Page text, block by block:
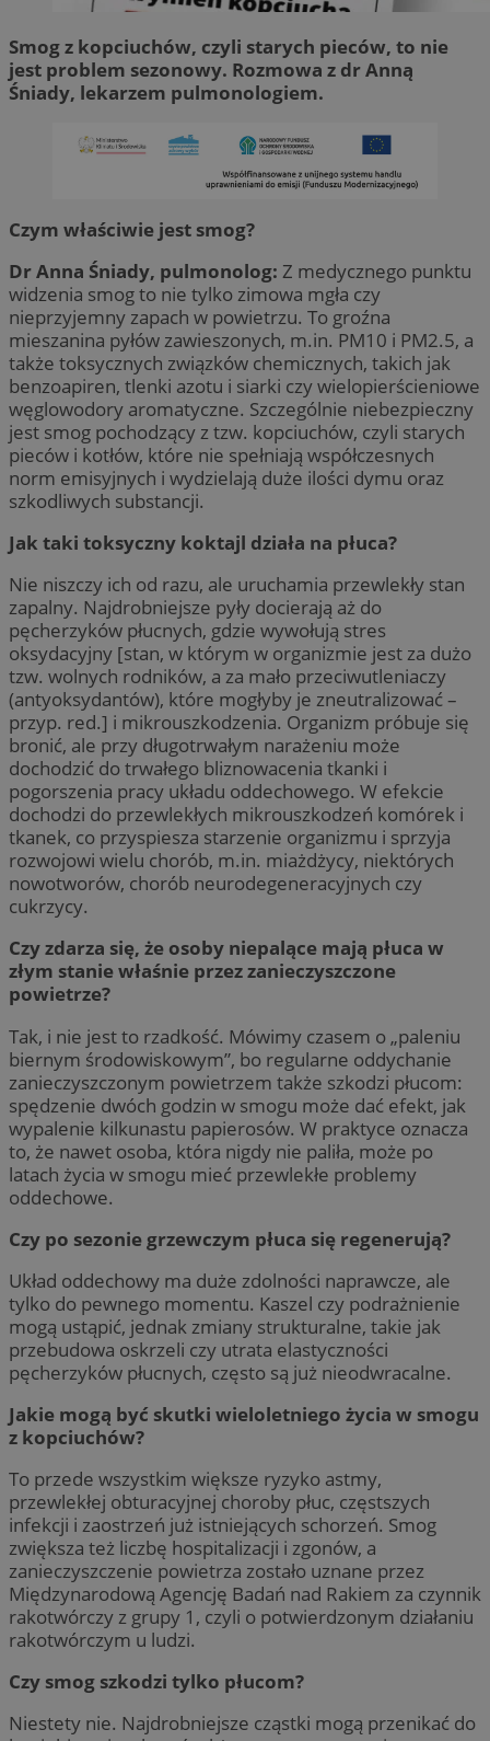
Smog z kopciuchów, czyli starych pieców, to nie
jest problem sezonowy. Rozmowa z dr Anną
Śniady, lekarzem pulmonologiem.
Czym właściwie jest smog?
Dr Anna Śniady, pulmonolog: Z medycznego punktu
widzenia smog to nie tylko zimowa mgła czy
nieprzyjemny zapach w powietrzu. To groźna
mieszanina pyłów zawieszonych, m.in. PM10 i PM2.5, a
także toksycznych związków chemicznych, takich jak
benzoapiren, tlenki azotu i siarki czy wielopierścieniowe
węglowodory aromatyczne. Szczególnie niebezpieczny
jest smog pochodzący z tzw. kopciuchów, czyli starych
pieców i kotłów, które nie spełniają współczesnych
norm emisyjnych i wydzielają duże ilości dymu oraz
szkodliwych substancji.
Jak taki toksyczny koktajl działa na płuca?
Nie niszczy ich od razu, ale uruchamia przewlekły stan
zapalny. Najdrobniejsze pyły docierają aż do
pęcherzyków płucnych, gdzie wywołują stres
oksydacyjny [stan, w którym w organizmie jest za dużo
tzw. wolnych rodników, a za mało przeciwutleniaczy
(antyoksydantów), które mogłyby je zneutralizować –
przyp. red.] i mikrouszkodzenia. Organizm próbuje się
bronić, ale przy długotrwałym narażeniu może
dochodzić do trwałego bliznowacenia tkanki i
pogorszenia pracy układu oddechowego. W efekcie
dochodzi do przewlekłych mikrouszkodzeń komórek i
tkanek, co przyspiesza starzenie organizmu i sprzyja
rozwojowi wielu chorób, m.in. miażdżycy, niektórych
nowotworów, chorób neurodegeneracyjnych czy
cukrzycy.
Czy zdarza się, że osoby niepalące mają płuca w
złym stanie właśnie przez zanieczyszczone
powietrze?
Tak, i nie jest to rzadkość. Mówimy czasem o „paleniu
biernym środowiskowym”, bo regularne oddychanie
zanieczyszczonym powietrzem także szkodzi płucom:
spędzenie dwóch godzin w smogu może dać efekt, jak
wypalenie kilkunastu papierosów. W praktyce oznacza
to, że nawet osoba, która nigdy nie paliła, może po
latach życia w smogu mieć przewlekłe problemy
oddechowe.
Czy po sezonie grzewczym płuca się regenerują?
Układ oddechowy ma duże zdolności naprawcze, ale
tylko do pewnego momentu. Kaszel czy podrażnienie
mogą ustąpić, jednak zmiany strukturalne, takie jak
przebudowa oskrzeli czy utrata elastyczności
pęcherzyków płucnych, często są już nieodwracalne.
Jakie mogą być skutki wieloletniego życia w smogu
z kopciuchów?
To przede wszystkim większe ryzyko astmy,
przewlekłej obturacyjnej choroby płuc, częstszych
infekcji i zaostrzeń już istniejących schorzeń. Smog
zwiększa też liczbę hospitalizacji i zgonów, a
zanieczyszczenie powietrza zostało uznane przez
Międzynarodową Agencję Badań nad Rakiem za czynnik
rakotwórczy z grupy 1, czyli o potwierdzonym działaniu
rakotwórczym u ludzi.
Czy smog szkodzi tylko płucom?
Niestety nie. Najdrobniejsze cząstki mogą przenikać do